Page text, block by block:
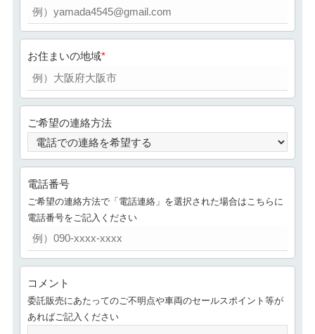
お住まいの地域
ご希望の連絡方法
電話番号
ご希望の連絡方法で「電話連絡」を選択された場合はこちらに
電話番号をご記入ください
コメント
委託販売にあたってのご不明点や車両のセールスポイント等が
あればご記入ください